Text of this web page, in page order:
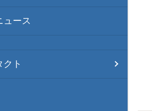
ュース
クト